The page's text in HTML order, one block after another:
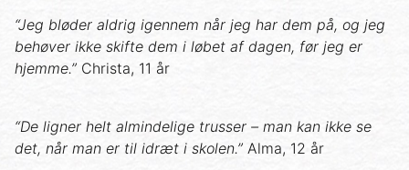
“Jeg bløder aldrig igennem når jeg har dem på, og jeg
behøver ikke skifte dem i løbet af dagen, før jeg er
hjemme.” Christa, 11 år
“De ligner helt almindelige trusser – man kan ikke se
det, når man er til idræt i skolen.” Alma, 12 år